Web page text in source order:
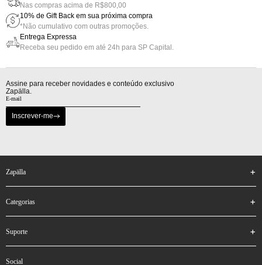
Nas compras acima de R$800,00
10% de Gift Back em sua próxima compra
*Não cumulativo com outras promoções.
Entrega Expressa
Receba seu pedido em até 24h para SP Capital.
Assine para receber novidades e conteúdo exclusivo
Zapälla.
Inscrever-me
zapälla
categorias
suporte
social